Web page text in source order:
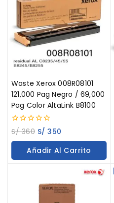
Waste Xerox 008R08101
121,000 Pag Negro / 69,000
Pag Color AltaLink B8100
0
out
of
S/360 S/ 350
Añadir Al Carrito